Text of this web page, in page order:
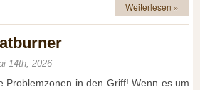
Wellness:
und
Weiterlesen »
14th, 2026
Problemzonen in den Griff! Wenn es um